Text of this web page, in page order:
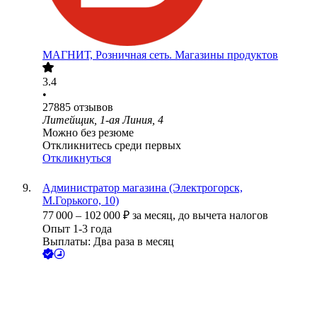
МАГНИТ, Розничная сеть. Магазины продуктов
3.4
•
27885 отзывов
Литейщик, 1-ая Линия, 4
Можно без резюме
Откликнитесь среди первых
Откликнуться
Администратор магазина (Электрогорск,
М.Горького, 10)
77 000 – 102 000 ₽ за месяц, до вычета налогов
Опыт 1-3 года
Выплаты: Два раза в месяц